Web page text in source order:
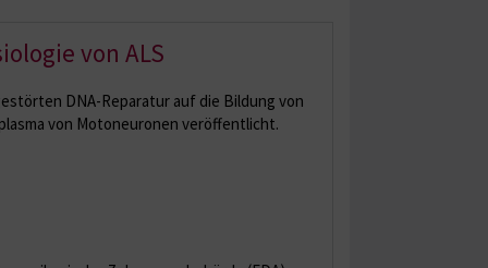
von ALS
DNA-Reparatur auf die Bildung von
von Motoneuronen veröffentlicht.